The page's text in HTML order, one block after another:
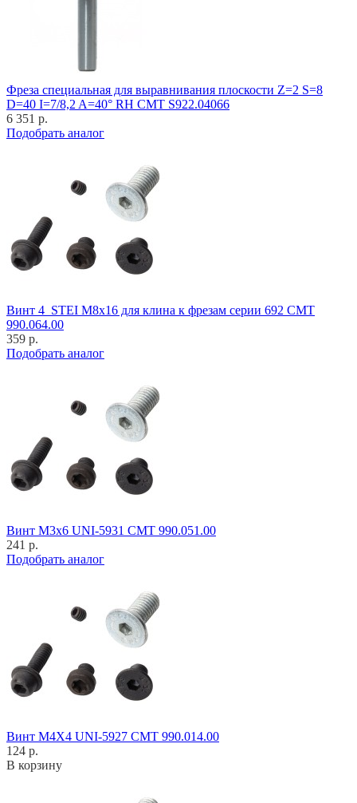
Фреза специальная для выравнивания плоскости Z=2 S=8
D=40 I=7/8,2 A=40° RH CMT S922.04066
6 351 р.
Подобрать аналог
Винт 4_STEI M8x16 для клина к фрезам серии 692 CMT
990.064.00
359 р.
Подобрать аналог
Винт M3x6 UNI-5931 CMT 990.051.00
241 р.
Подобрать аналог
Винт M4X4 UNI-5927 CMT 990.014.00
124 р.
В корзину